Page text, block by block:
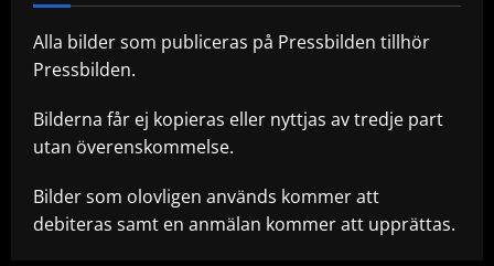
Alla bilder som publiceras på Pressbilden tillhör
Pressbilden.
Bilderna får ej kopieras eller nyttjas av tredje part
utan överenskommelse.
Bilder som olovligen används kommer att
debiteras samt en anmälan kommer att upprättas.